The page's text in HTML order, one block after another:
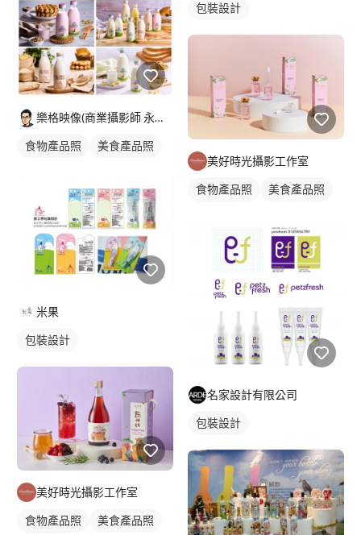
樂格映像(商業攝影師 永逢Nick)
食物產品照 美食產品照
米果
包裝設計
美好時光攝影工作室
食物產品照
美食產品照
包裝設計
美好時光攝影工作室
食物產品照
美食產品照
名家設計有限公司
包裝設計